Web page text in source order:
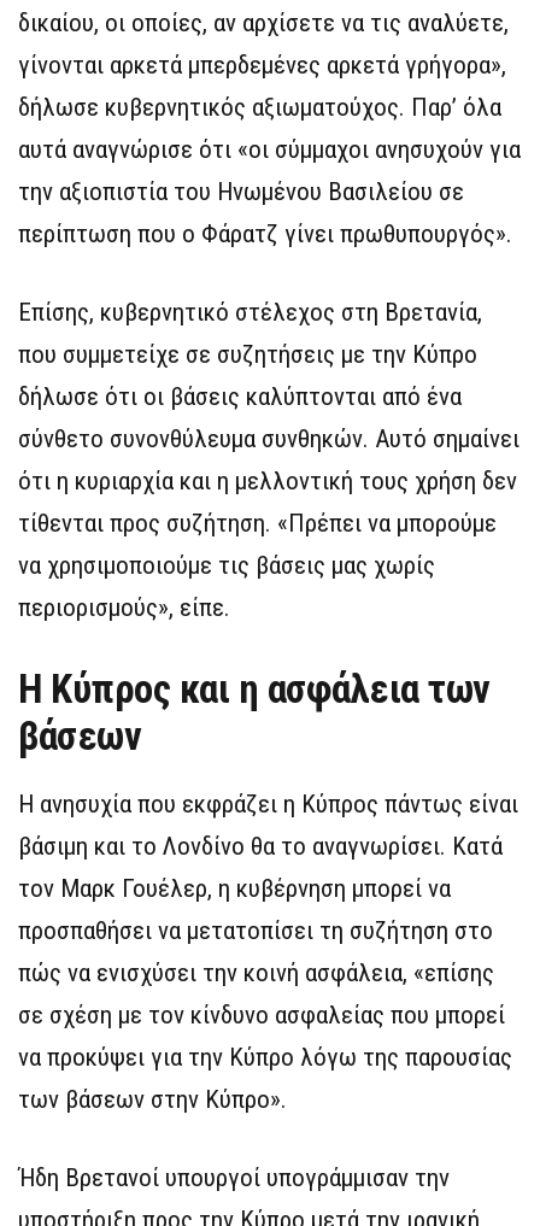
δικαίου, οι οποίες, αν αρχίσετε να τις αναλύετε,
γίνονται αρκετά μπερδεμένες αρκετά γρήγορα»,
δήλωσε κυβερνητικός αξιωματούχος. Παρ’ όλα
αυτά αναγνώρισε ότι «οι σύμμαχοι ανησυχούν για
την αξιοπιστία του Ηνωμένου Βασιλείου σε
περίπτωση που ο Φάρατζ γίνει πρωθυπουργός».
Επίσης, κυβερνητικό στέλεχος στη Βρετανία,
που συμμετείχε σε συζητήσεις με την Κύπρο
δήλωσε ότι οι βάσεις καλύπτονται από ένα
σύνθετο συνονθύλευμα συνθηκών. Αυτό σημαίνει
ότι η κυριαρχία και η μελλοντική τους χρήση δεν
τίθενται προς συζήτηση. «Πρέπει να μπορούμε
να χρησιμοποιούμε τις βάσεις μας χωρίς
περιορισμούς», είπε.
Η Κύπρος και η ασφάλεια των
βάσεων
Η ανησυχία που εκφράζει η Κύπρος πάντως είναι
βάσιμη και το Λονδίνο θα το αναγνωρίσει. Κατά
τον Μαρκ Γουέλερ, η κυβέρνηση μπορεί να
προσπαθήσει να μετατοπίσει τη συζήτηση στο
πώς να ενισχύσει την κοινή ασφάλεια, «επίσης
σε σχέση με τον κίνδυνο ασφαλείας που μπορεί
να προκύψει για την Κύπρο λόγω της παρουσίας
των βάσεων στην Κύπρο».
Ήδη Βρετανοί υπουργοί υπογράμμισαν την
υποστήριξη προς την Κύπρο μετά την ιρανική